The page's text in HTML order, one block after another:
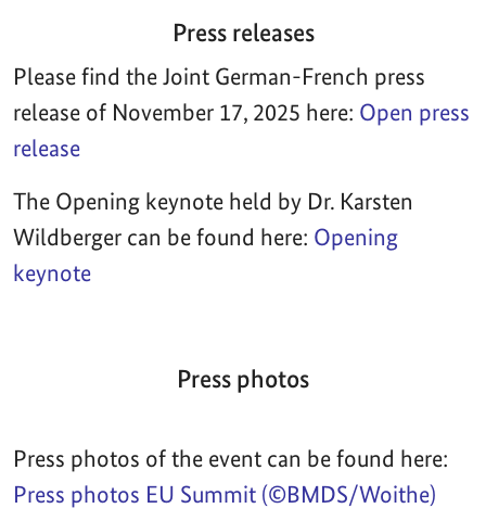
Press releases
Please find the Joint German-French press
release of November 17, 2025 here: Open press
release
The Opening keynote held by Dr. Karsten
Wildberger can be found here: Opening
keynote
Press photos
Press photos of the event can be found here:
Press photos EU Summit (©BMDS/Woithe)